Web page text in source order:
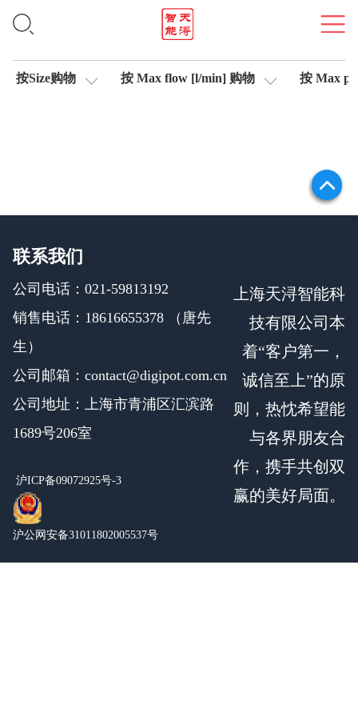
信号测试仪
按Size购物 按 Max flow [l/min] 购物 按 Max
联系我们
公司电话：021-59813192
销售电话：18616655378 （唐先
生）
公司邮箱：contact@digipot.com.cn
公司地址：上海市青浦区汇滨路
1689号206室
沪ICP备09072925号-3
沪公网安备31011802005537号
上海天浔智能科
技有限公司本
着“客户第一，
诚信至上”的原
则，热忱希望能
与各界朋友合
作，携手共创双
赢的美好局面。